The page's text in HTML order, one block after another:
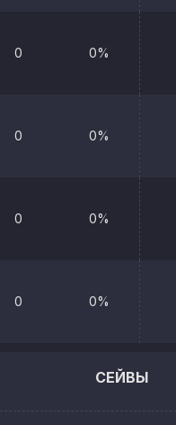
0 0%
0 0%
0 0%
0 0%
СЕЙВЫ